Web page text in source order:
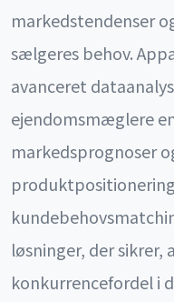
markedstendenser
sælgeres behov.
avanceret
ejendomsmæglere
markedsprognoser
løsninger, der sikrer,
konkurrencefordel i